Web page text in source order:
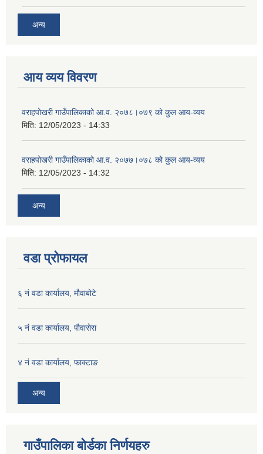
अन्य
आय व्यय विवरण
वराहपोखरी गाउँपालिकाको आ.व. २०७८।०७९ को कुल आय-व्यय
मिति: 12/05/2023 - 14:33
वराहपोखरी गाउँपालिकाको आ.व. २०७७।०७८ को कुल आय-व्यय
मिति: 12/05/2023 - 14:32
अन्य
वडा प्रोफायल
६ नं वडा कार्यालय, मौवाबोटे
५ नं वडा कार्यालय, पौवासेरा
४ नं वडा कार्यालय, फाक्टाङ
अन्य
गाउँपालिका बोर्डका निर्णयहरु